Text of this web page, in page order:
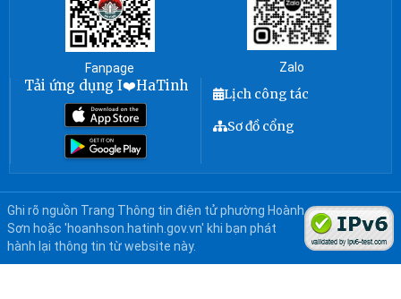
Fanpage Zalo
Tải ứng dụng I❤️HaTinh
Lịch công tác
Sơ đồ cổng
Ghi rõ nguồn Trang Thông tin điện tử phường Hoành
Sơn hoặc 'hoanhson.hatinh.gov.vn' khi bạn phát
hành lại thông tin từ website này.